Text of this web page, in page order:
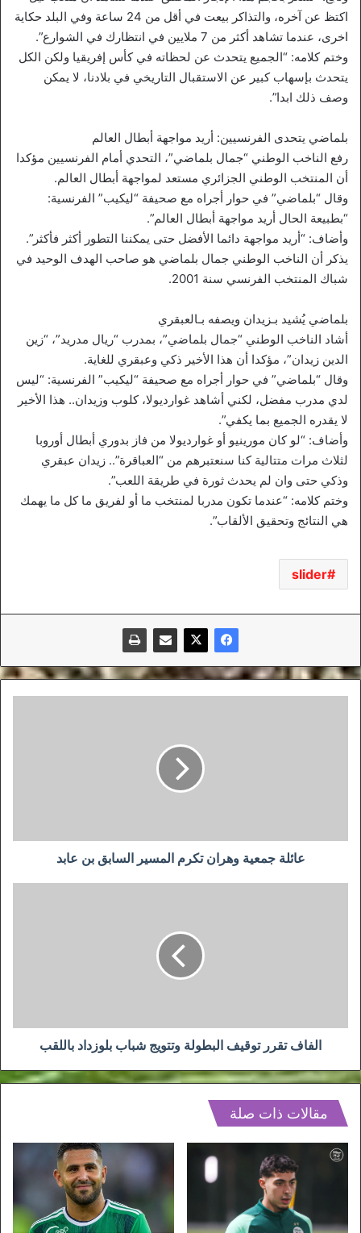
اكتظ عن آخره، والتذاكر بيعت في أقل من 24 ساعة وفي البلد حكاية
اخرى، عندما تشاهد أكثر من 7 ملايين في انتظارك في الشوارع”.
وختم كلامه: “الجميع يتحدث عن لحظاته في كأس إفريقيا ولكن الكل
يتحدث بإسهاب كبير عن الاستقبال التاريخي في بلادنا، لا يمكن
وصف ذلك ابدا”.
بلماضي يتحدى الفرنسيين: أريد مواجهة أبطال العالم
رفع الناخب الوطني “جمال بلماضي”، التحدي أمام الفرنسيين مؤكدا
أن المنتخب الوطني الجزائري مستعد لمواجهة أبطال العالم.
وقال “بلماضي” في حوار أجراه مع صحيفة “ليكيب” الفرنسية:
“بطبيعة الحال أريد مواجهة أبطال العالم”.
وأضاف: “أريد مواجهة دائما الأفضل حتى يمكننا التطور أكثر فأكثر”.
يذكر أن الناخب الوطني جمال بلماضي هو صاحب الهدف الوحيد في
شباك المنتخب الفرنسي سنة 2001.
بلماضي يُشيد بـزيدان ويصفه بـالعبقري
أشاد الناخب الوطني “جمال بلماضي”، بمدرب “ريال مدريد”، “زين
الدين زيدان”، مؤكدا أن هذا الأخير ذكي وعبقري للغاية.
وقال “بلماضي” في حوار أجراه مع صحيفة “ليكيب” الفرنسية: “ليس
لدي مدرب مفضل، لكني أشاهد غوارديولا، كلوب وزيدان.. هذا الأخير
لا يقدره الجميع بما يكفي”.
وأضاف: “لو كان مورينيو أو غوارديولا من فاز بدوري أبطال أوروبا
لثلاث مرات متتالية كنا سنعتبرهم من “العباقرة”.. زيدان عبقري
وذكي حتى وان لم يحدث ثورة في طريقة اللعب”.
وختم كلامه: “عندما تكون مدربا لمنتخب ما أو لفريق ما كل ما يهمك
هي النتائج وتحقيق الألقاب”.
slider
عائلة جمعية وهران تكرم المسير السابق بن عابد
الفاف تقرر توقيف البطولة وتتويج شباب بلوزداد باللقب
مقالات ذات صلة